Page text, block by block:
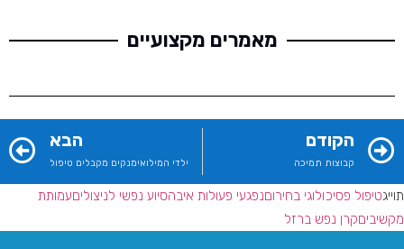
מאמרים מקצועיים
הקודם
קבוצות תמיכה
הבא
ילדי המילואימנקים מקבלים טיפול
תוייגטיפול פסיכולוגי בחירוםנפגעי פעולות איבהסיוע נפשי לניצוליםעמותת
מקשיביםקרן נפש ברזל